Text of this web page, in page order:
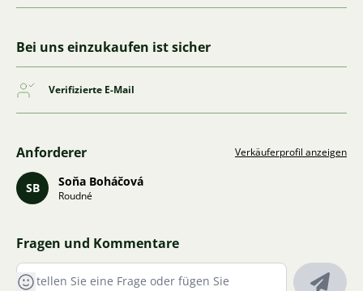
Bei uns einzukaufen ist sicher
Verifizierte E-Mail
Anforderer Verkäuferprofil anzeigen
SB Soňa Boháčová
Roudné
Fragen und Kommentare